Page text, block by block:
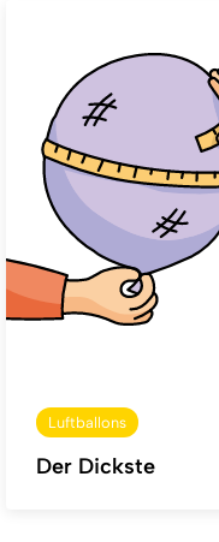
Luftballons
Der Dickste